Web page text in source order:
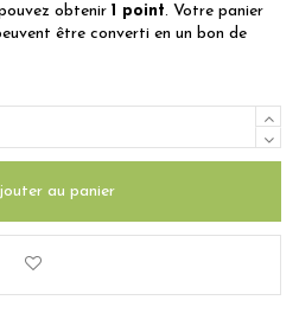
obtenir 1 point. Votre panier
être converti en un bon de
au panier